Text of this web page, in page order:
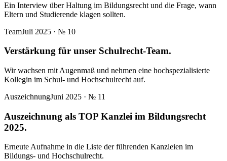
Ein Interview über Haltung im Bildungsrecht und die Frage, wann
Eltern und Studierende klagen sollten.
TeamJuli 2025 · № 10
Verstärkung für unser Schulrecht-Team.
Wir wachsen mit Augenmaß und nehmen eine hochspezialisierte
Kollegin im Schul- und Hochschulrecht auf.
AuszeichnungJuni 2025 · № 11
Auszeichnung als TOP Kanzlei im Bildungsrecht
2025.
Erneute Aufnahme in die Liste der führenden Kanzleien im
Bildungs- und Hochschulrecht.